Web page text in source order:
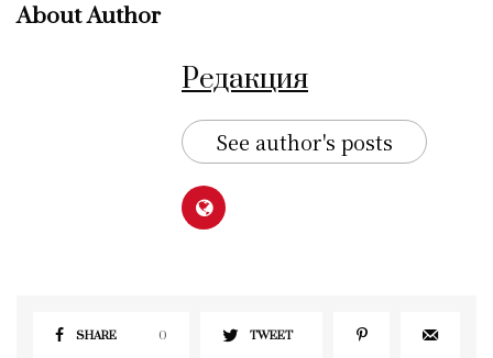
About Author
Редакция
See author's posts
SHARE 0 TWEET